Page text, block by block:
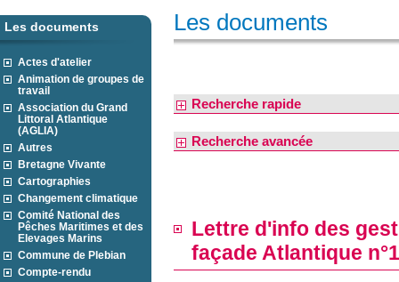
Les documents
Actes d'atelier
Animation de groupes de
travail
Association du Grand
Littoral Atlantique
(AGLIA)
Autres
Bretagne Vivante
Cartographies
Changement climatique
Comité National des
Pêches Maritimes et des
Elevages Marins
Commune de Plebian
Compte-rendu
Les documents
Recherche rapide
Recherche avancée
Lettre d'info des
façade Atlantique